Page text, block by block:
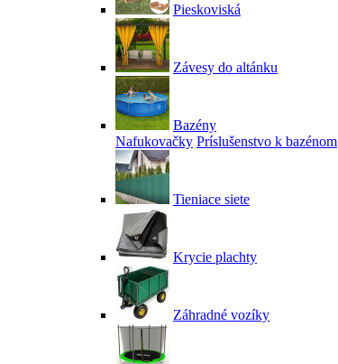
Pieskoviská
Závesy do altánku
Bazény
Nafukovačky Príslušenstvo k bazénom
Tieniace siete
Krycie plachty
Záhradné vozíky